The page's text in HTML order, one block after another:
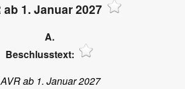
ab 1. Januar 2027
A.
Beschlusstext:
ab 1. Januar 2027